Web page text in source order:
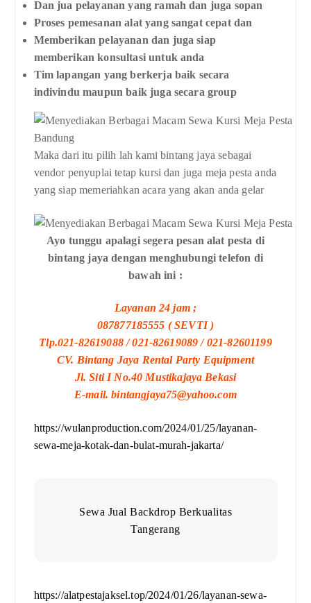
Dan jua pelayanan yang ramah dan juga sopan
Proses pemesanan alat yang sangat cepat dan
Memberikan pelayanan dan juga siap
memberikan konsultasi untuk anda
Tim lapangan yang berkerja baik secara
indivindu maupun baik juga secara group
Maka dari itu pilih lah kami bintang jaya sebagai
vendor penyuplai tetap kursi dan juga meja pesta anda
yang siap memeriahkan acara yang akan anda gelar
Ayo tunggu apalagi segera pesan alat pesta di
bintang jaya dengan menghubungi telefon di
bawah ini :
Layanan 24 jam ;
087877185555 ( SEVTI )
Tlp.021-82619088 / 021-82619089 / 021-82601199
CV. Bintang Jaya Rental Party Equipment
Jl. Siti I No.40 Mustikajaya Bekasi
E-mail. bintangjaya75@yahoo.com
https://wulanproduction.com/2024/01/25/layanan-
sewa-meja-kotak-dan-bulat-murah-jakarta/
Sewa Jual Backdrop Berkualitas
Tangerang
https://alatpestajaksel.top/2024/01/26/layanan-sewa-